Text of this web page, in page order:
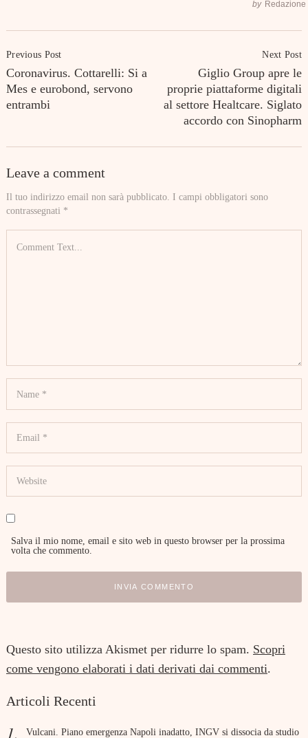
by Redazione
Navigation
Previous Post
Coronavirus. Cottarelli: Si a
Mes e eurobond, servono
entrambi
Next Post
Giglio Group apre le
proprie piattaforme digitali
al settore Healtcare. Siglato
accordo con Sinopharm
Leave a comment
Il tuo indirizzo email non sarà pubblicato. I campi obbligatori sono
contrassegnati *
Salva il mio nome, email e sito web in questo browser per la prossima
volta che commento.
Questo sito utilizza Akismet per ridurre lo spam. Scopri
come vengono elaborati i dati derivati dai commenti.
Articoli Recenti
Vulcani. Piano emergenza Napoli inadatto, INGV si dissocia da studio